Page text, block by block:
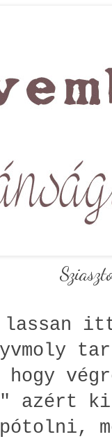
lassan
azért